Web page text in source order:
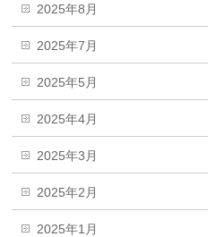
2025年8月
2025年7月
2025年5月
2025年4月
2025年3月
2025年2月
2025年1月